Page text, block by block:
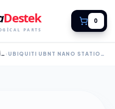
Destek
PARTS
0
ACCESS POINT - ROUTER UBIQUITI UBNT NANO STATION M5 5GHZ 150MBPS 15KM CPE